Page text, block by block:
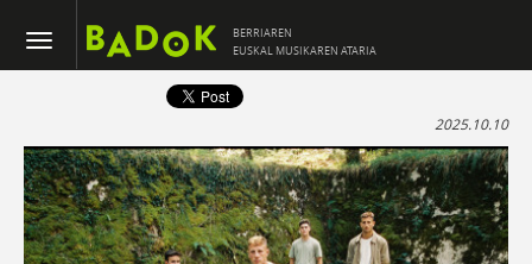
BERRIAREN
EUSKAL MUSIKAREN ATARIA
2025.10.10